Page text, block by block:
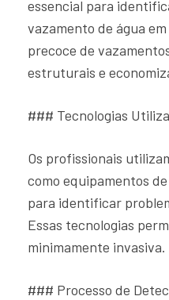
essencial para
vazamento de água
precoce de
estruturais e
### Tecnologias
Os profissionais
como equipamentos
para identificar
Essas tecnologias
minimamente invasiva.
### Processo de